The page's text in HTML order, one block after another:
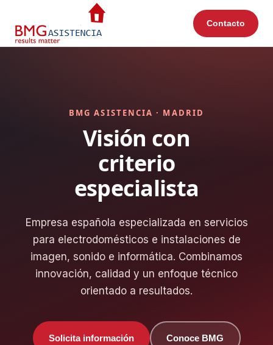
Contacto
BMG ASISTENCIA · MADRID
Visión con
criterio
especialista
Empresa española especializada en servicios
para electrodomésticos e instalaciones de
imagen, sonido e informática. Combinamos
innovación, calidad y un enfoque técnico
orientado a resultados.
Solicita información Conoce BMG